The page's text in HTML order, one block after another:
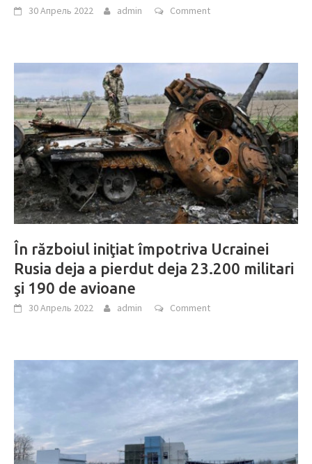
30 Апрель 2022 admin Comment
În războiul iniţiat împotriva Ucrainei
Rusia deja a pierdut deja 23.200 militari
şi 190 de avioane
30 Апрель 2022 admin Comment